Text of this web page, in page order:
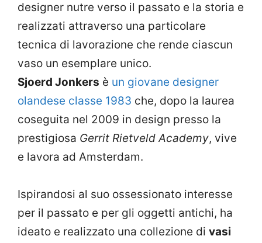
designer nutre verso il passato e la storia e
realizzati attraverso una particolare
tecnica di lavorazione che rende ciascun
vaso un esemplare unico.
Sjoerd Jonkers è un giovane designer
olandese classe 1983 che, dopo la laurea
coseguita nel 2009 in design presso la
prestigiosa Gerrit Rietveld Academy, vive
e lavora ad Amsterdam.
Ispirandosi al suo ossessionato interesse
per il passato e per gli oggetti antichi, ha
ideato e realizzato una collezione di vasi